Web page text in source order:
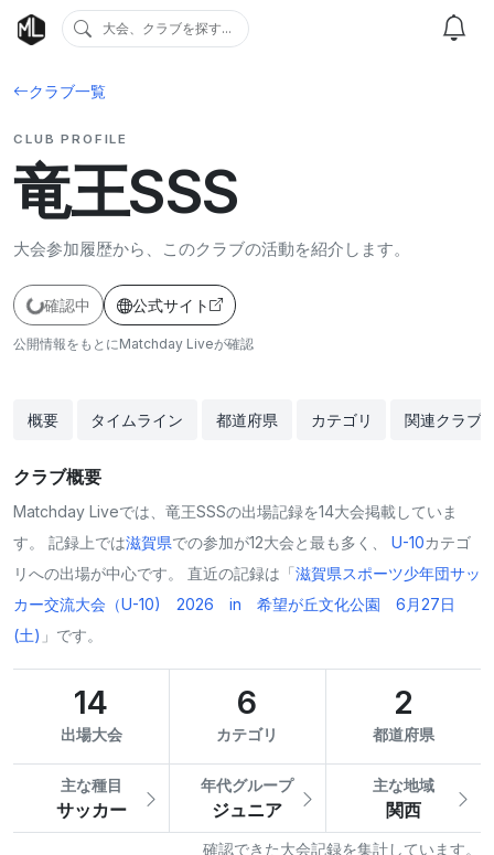
大会、クラブを探す...
クラブ一覧
CLUB PROFILE
竜王SSS
大会参加履歴から、このクラブの活動を紹介します。
確認中 公式サイト
公開情報をもとにMatchday Liveが確認
概要 タイムライン 都道府県 カテゴリ 関連クラブ
クラブ概要
Matchday Liveでは、竜王SSSの出場記録を14大会掲載していま
す。 記録上では滋賀県での参加が12大会と最も多く、 U-10カテゴ
リへの出場が中心です。 直近の記録は「滋賀県スポーツ少年団サッ
カー交流大会（U-10) 2026 in 希望が丘文化公園 6月27日
(土) 」です。
14
出場大会
6
カテゴリ
2
都道府県
主な種目
サッカー
年代グループ
ジュニア
主な地域
関西
確認できた大会記録を集計しています。